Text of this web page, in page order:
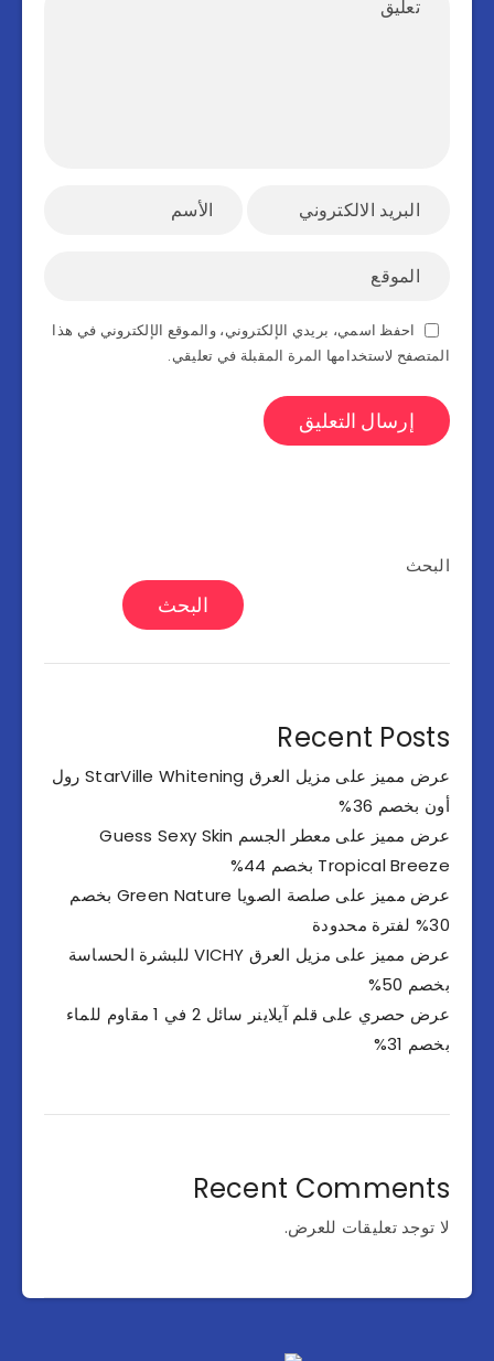
احفظ اسمي، بريدي الإلكتروني، والموقع الإلكتروني في هذا
المتصفح لاستخدامها المرة المقبلة في تعليقي.
البحث
البحث
Recent Posts
عرض مميز على مزيل العرق StarVille Whitening رول
أون بخصم 36%
عرض مميز على معطر الجسم Guess Sexy Skin
Tropical Breeze بخصم 44%
عرض مميز على صلصة الصويا Green Nature بخصم
30% لفترة محدودة
عرض مميز على مزيل العرق VICHY للبشرة الحساسة
بخصم 50%
عرض حصري على قلم آيلاينر سائل 2 في 1 مقاوم للماء
بخصم 31%
Recent Comments
لا توجد تعليقات للعرض.